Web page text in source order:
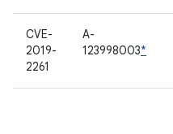
CVE-
2019-
2261
A-
123998003*